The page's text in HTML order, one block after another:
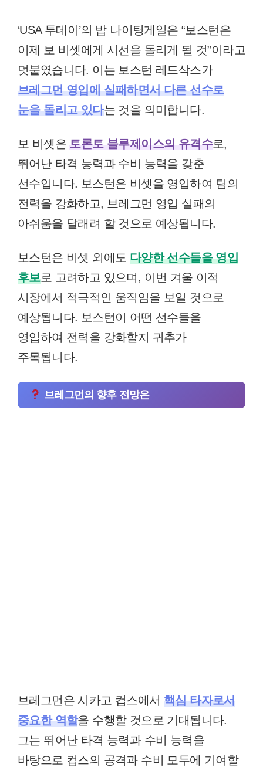
‘USA 투데이’의 밥 나이팅게일은 “보스턴은
이제 보 비셋에게 시선을 돌리게 될 것”이라고
덧붙였습니다. 이는 보스턴 레드삭스가
브레그먼 영입에 실패하면서 다른 선수로
눈을 돌리고 있다는 것을 의미합니다.
보 비셋은 토론토 블루제이스의 유격수로,
뛰어난 타격 능력과 수비 능력을 갖춘
선수입니다. 보스턴은 비셋을 영입하여 팀의
전력을 강화하고, 브레그먼 영입 실패의
아쉬움을 달래려 할 것으로 예상됩니다.
보스턴은 비셋 외에도 다양한 선수들을 영입
후보로 고려하고 있으며, 이번 겨울 이적
시장에서 적극적인 움직임을 보일 것으로
예상됩니다. 보스턴이 어떤 선수들을
영입하여 전력을 강화할지 귀추가
주목됩니다.
브레그먼의 향후 전망은
브레그먼은 시카고 컵스에서 핵심 타자로서
중요한 역할을 수행할 것으로 기대됩니다.
그는 뛰어난 타격 능력과 수비 능력을
바탕으로 컵스의 공격과 수비 모두에 기여할